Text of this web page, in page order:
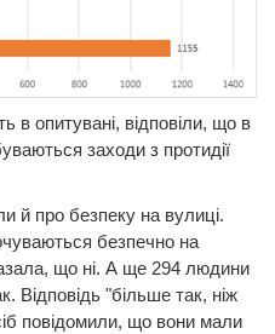
в опитувані, відповіли, що в
заходи з протидії
й про безпеку на вулиці.
безпечно на
що ні. А ще 294 людини
Відповідь "більше так, ніж
повідомили, що вони мали